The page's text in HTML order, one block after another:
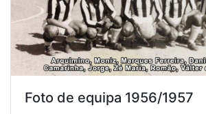
Foto de equipa 1956/1957